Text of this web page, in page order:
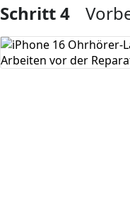
Kommentar
Schritt 4